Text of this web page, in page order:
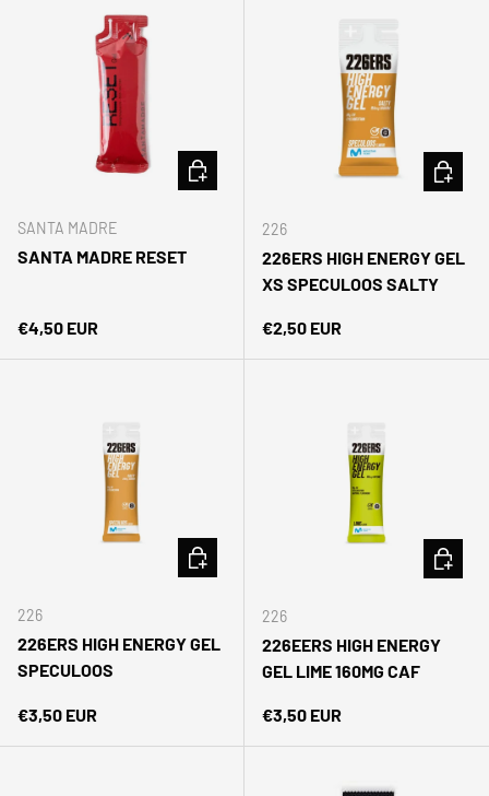
SANTA MADRE
SANTA MADRE RESET
Precio normal
€4,50 EUR
AÑADIR AL CARRITO
226
226ERS HIGH ENERGY GEL
XS SPECULOOS SALTY
Precio normal
€2,50 EUR
226
226ERS HIGH ENERGY GEL
SPECULOOS
Precio normal
€3,50 EUR
AÑADIR AL CARRITO
226
226EERS HIGH ENERGY
GEL LIME 160MG CAF
Precio normal
€3,50 EUR